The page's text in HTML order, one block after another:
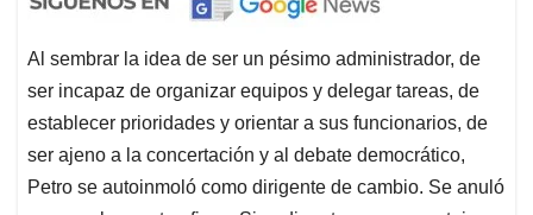
Al sembrar la idea de ser un pésimo administrador, de
ser incapaz de organizar equipos y delegar tareas, de
establecer prioridades y orientar a sus funcionarios, de
ser ajeno a la concertación y al debate democrático,
Petro se autoinmoló como dirigente de cambio. Se anuló